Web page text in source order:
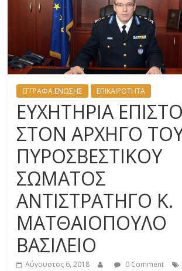
ΕΓΓΡΑΦΑ ΕΝΩΣΗΣ ΕΠΙΚΑΙΡΟΤΗΤΑ
ΕΥΧΗΤΗΡΙΑ
ΣΤΟΝ ΑΡΧΗΓΟ
ΠΥΡΟΣΒΕΣΤΙΚΟΥ
ΣΩΜΑΤΟΣ
ΑΝΤΙΣΤΡΑΤΗΓΟ Κ.
ΜΑΤΘΑΙΟΠΟΥΛΟ
ΒΑΣΙΛΕΙΟ
Αύγουστος 6, 2018 0 Comment